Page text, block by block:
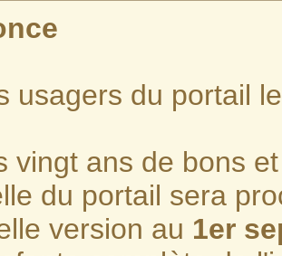
usagers du portail
vingt ans de bons
du portail sera
version au 1er